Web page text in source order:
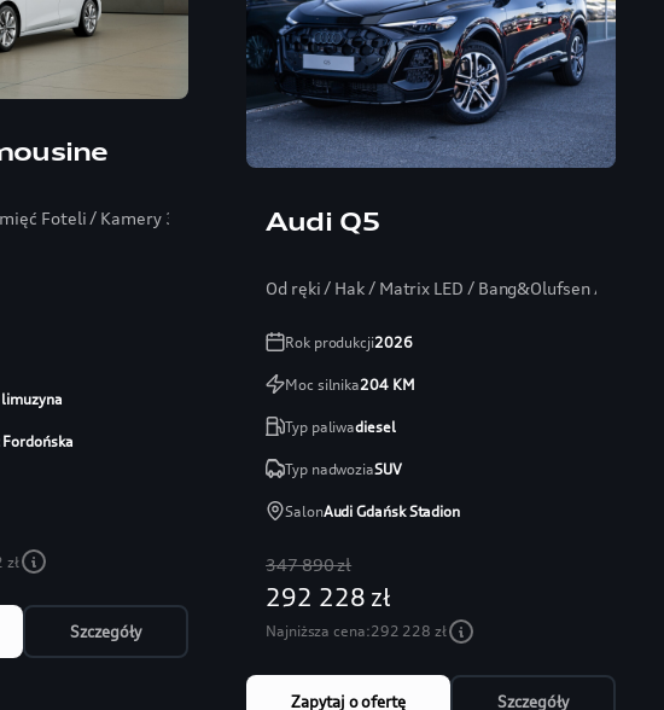
Foteli / Kamery 360
zł
Szczegóły
Audi Q5
Od ręki / Hak / Matrix LED / Bang&Olufsen / Head-
Rok produkcji2026
Moc silnika204KM
Typ paliwadiesel
Typ nadwoziaSUV
SalonAudi Gdańsk Stadion
347 890 zł
292 228 zł
Najniższa cena:292 228 zł
Zapytaj o ofertę Szczegóły